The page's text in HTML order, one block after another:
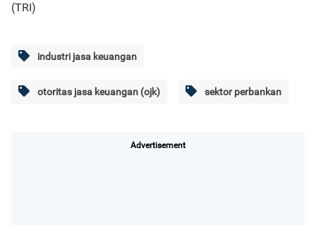
(TRI)
industri jasa keuangan
otoritas jasa keuangan (ojk) sektor perbankan
Advertisement